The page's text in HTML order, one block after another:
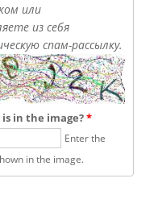
или
из себя
спам-рассылку.
in the image?*
Enter the
in the image.